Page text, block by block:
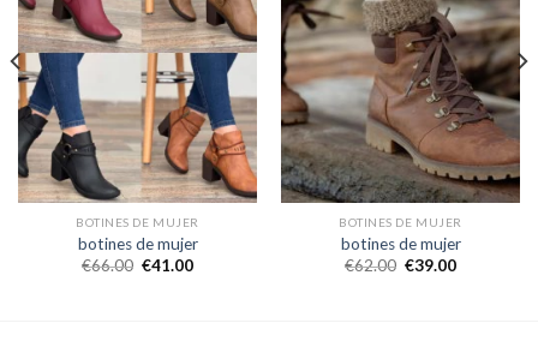
BOTINES DE MUJER
botines de mujer
€66.00 €41.00
BOTINES DE MUJER
botines de mujer
€62.00 €39.00